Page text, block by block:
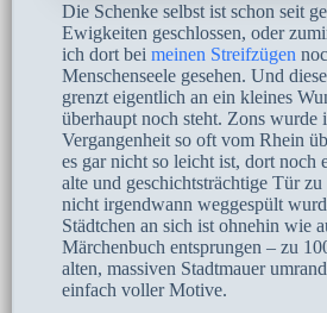
Die Schenke selbst ist schon seit
Ewigkeiten geschlossen, oder
ich dort bei meinen Streifzügen
Menschenseele gesehen. Und
grenzt eigentlich an ein kleines
überhaupt noch steht. Zons wurde
Vergangenheit so oft vom Rhein
es gar nicht so leicht ist, dort noch
alte und geschichtsträchtige Tür
nicht irgendwann weggespült
Städtchen an sich ist ohnehin wie
Märchenbuch entsprungen – zu
alten, massiven Stadtmauer
einfach voller Motive.